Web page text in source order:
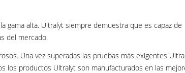
alta. Ultralyt siempre demuestra que es capaz de
del mercado.
Una vez superadas las pruebas más exigentes
los productos Ultralyt son manufacturados en las